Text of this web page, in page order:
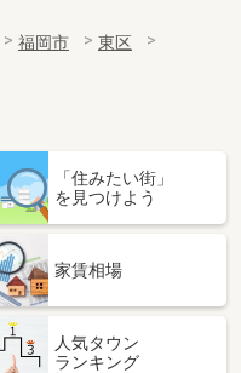
福岡市
東区
「住みたい街」
を見つけよう
家賃相場
人気タウン
ランキング